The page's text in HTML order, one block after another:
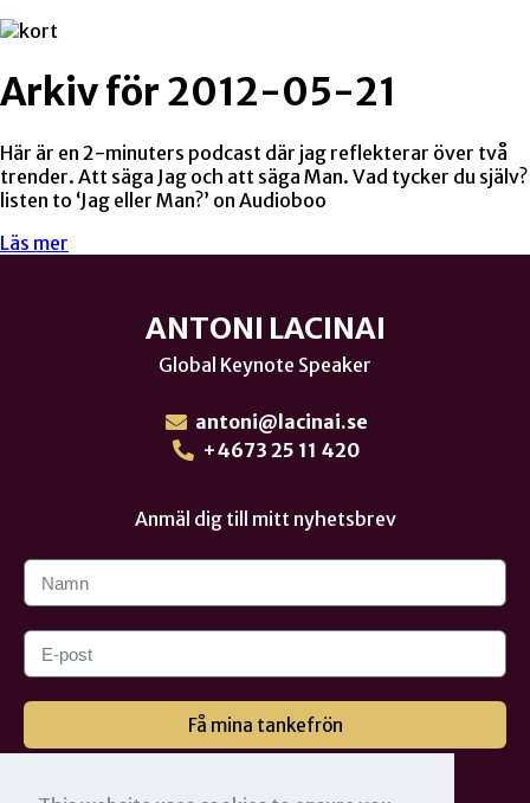
Arkiv för 2012-05-21
Här är en 2-minuters podcast där jag reflekterar över två
trender. Att säga Jag och att säga Man. Vad tycker du själv?
listen to ‘Jag eller Man?’ on Audioboo
Läs mer
ANTONI LACINAI
Global Keynote Speaker
antoni@lacinai.se
+4673 25 11 420
Anmäl dig till mitt nyhetsbrev
Få mina tankefrön